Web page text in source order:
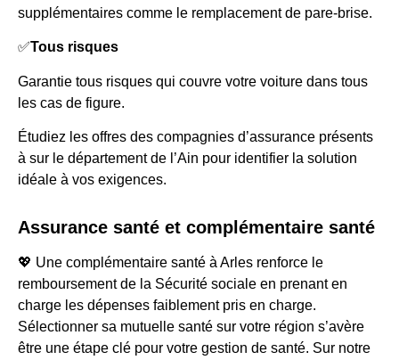
supplémentaires comme le remplacement de pare-brise.
✅Tous risques
Garantie tous risques qui couvre votre voiture dans tous
les cas de figure.
Étudiez les offres des compagnies d’assurance présents
à sur le département de l’Ain pour identifier la solution
idéale à vos exigences.
Assurance santé et complémentaire santé
💖 Une complémentaire santé à Arles renforce le
remboursement de la Sécurité sociale en prenant en
charge les dépenses faiblement pris en charge.
Sélectionner sa mutuelle santé sur votre région s’avère
être une étape clé pour votre gestion de santé. Sur notre